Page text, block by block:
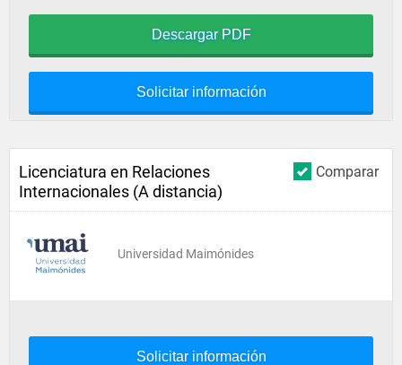
Descargar PDF
Solicitar información
Comparar
Licenciatura en Relaciones
Internacionales (A distancia)
Universidad Maimónides
Solicitar información